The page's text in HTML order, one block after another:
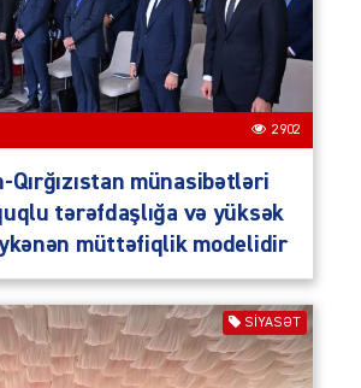
2902
Qırğızıstan münasibətləri
tərəfdaşlığa və yüksək
müttəfiqlik modelidir
SIYASƏT